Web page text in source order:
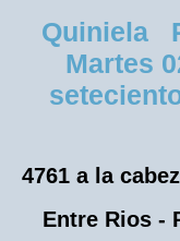
Quiniela
Martes
4761 a la
Entre Rios -